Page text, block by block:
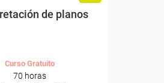
de planos
Curso Gratuito
70 horas